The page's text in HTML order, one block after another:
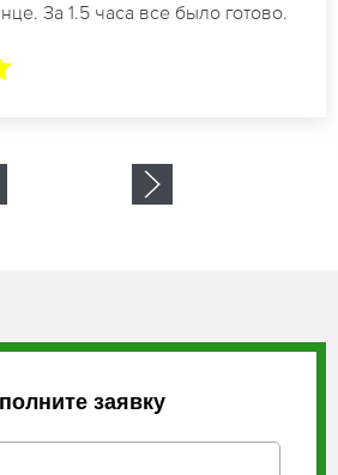
Замечательный результат.
заявку